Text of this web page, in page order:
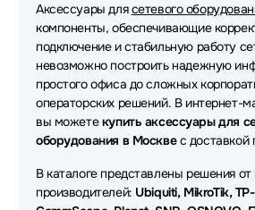
Аксессуары для сетевого
Аксессуары для сетевого
Аксессуары для сетевого
Аксессуары для сетевого
Аксессуары для сетевого
Аксессуары для сетевого
Аксессуары длясетевого
компоненты, обеспечивающие
подключение и стабильную работу
невозможно построить надежную
простого офиса до сложных
операторских решений. В интернет-
вы можетекупить аксессуары для
оборудования в Москвес доставкой
В каталоге представлены решения
производителей: Ubiquiti, MikroTik,